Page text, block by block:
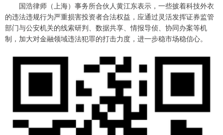
国浩律师（上海）事务所合伙人黄江东表示，一些披着科技外衣
的违法违规行为严重损害投资者合法权益，应通过灵活发挥证券监管
部门与公安机关的线索研判、数据共享、情报导侦、协同办案等机
制，加大对金融领域违法犯罪的打击力度，进一步稳市场稳信心。